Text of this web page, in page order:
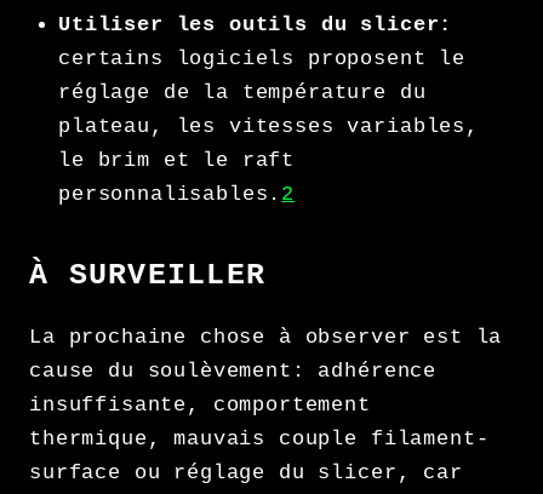
Utiliser les outils du slicer:
certains logiciels proposent le
réglage de la température du
plateau, les vitesses variables,
le brim et le raft
personnalisables. 2
À SURVEILLER
La prochaine chose à observer est la
cause du soulèvement: adhérence
insuffisante, comportement
thermique, mauvais couple filament-
surface ou réglage du slicer, car